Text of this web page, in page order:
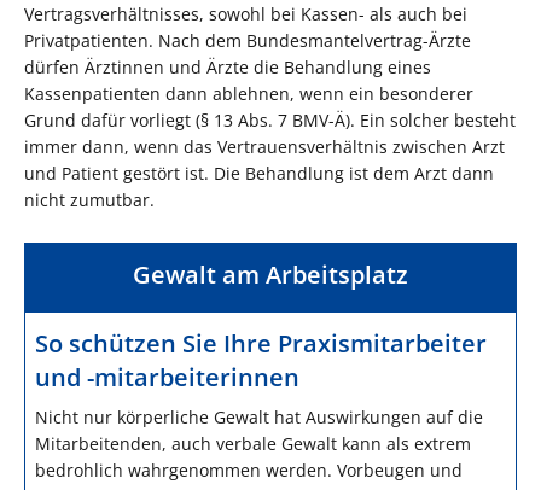
Vertragsverhältnisses, sowohl bei Kassen- als auch bei
Privatpatienten. Nach dem Bundesmantelvertrag-Ärzte
dürfen Ärztinnen und Ärzte die Behandlung eines
Kassenpatienten dann ablehnen, wenn ein besonderer
Grund dafür vorliegt (§ 13 Abs. 7 BMV-Ä). Ein solcher besteht
immer dann, wenn das Vertrauensverhältnis zwischen Arzt
und Patient gestört ist. Die Behandlung ist dem Arzt dann
nicht zumutbar.
Gewalt am Arbeitsplatz
So schützen Sie Ihre Praxismitarbeiter
und -mitarbeiterinnen
Nicht nur körperliche Gewalt hat Auswirkungen auf die
Mitarbeitenden, auch verbale Gewalt kann als extrem
bedrohlich wahrgenommen werden. Vorbeugen und